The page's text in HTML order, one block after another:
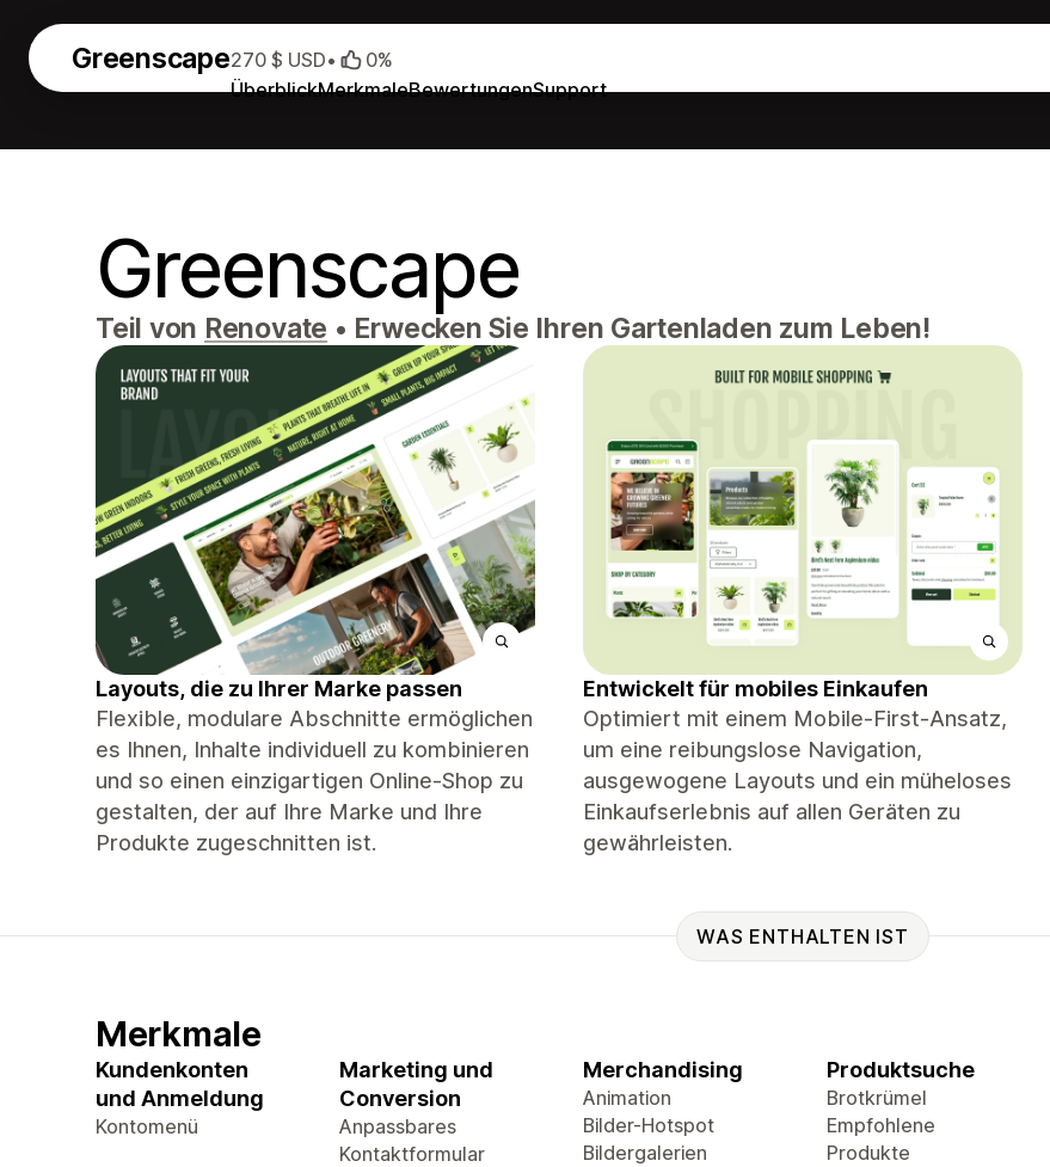
Greenscape
ÜberblickMerkmaleBewertungenSupport
270 $ USD• 0%
Greenscape
Teil von Renovate • Erwecken Sie Ihren Gartenladen zum Leben!
Layouts, die zu Ihrer Marke passen
Flexible, modulare Abschnitte ermöglichen
es Ihnen, Inhalte individuell zu kombinieren
und so einen einzigartigen Online-Shop zu
gestalten, der auf Ihre Marke und Ihre
Produkte zugeschnitten ist.
Entwickelt für mobiles Einkaufen
Optimiert mit einem Mobile-First-Ansatz,
um eine reibungslose Navigation,
ausgewogene Layouts und ein müheloses
Einkaufserlebnis auf allen Geräten zu
gewährleisten.
WAS ENTHALTEN IST
Merkmale
Kundenkonten
und Anmeldung
Kontomenü
Marketing und
Conversion
Anpassbares
Kontaktformular
Merchandising
Animation
Bilder-Hotspot
Bildergalerien
Produktsuche
Brotkrümel
Empfohlene
Produkte